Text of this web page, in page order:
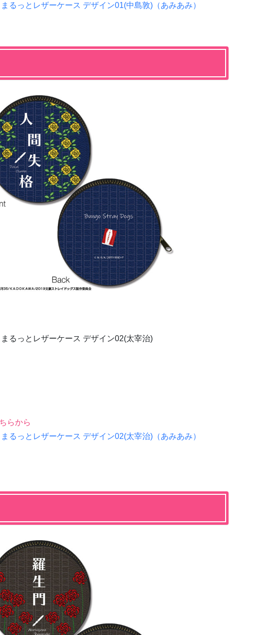
るっとレザーケース デザイン01(中島敦)（あみあみ）
るっとレザーケース デザイン02(太宰治)
らから
るっとレザーケース デザイン02(太宰治)（あみあみ）